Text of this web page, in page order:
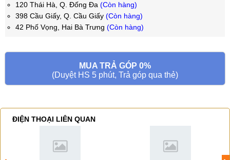
120 Thái Hà, Q. Đống Đa (Còn hàng)
398 Cầu Giấy, Q. Cầu Giấy (Còn hàng)
42 Phố Vọng, Hai Bà Trưng (Còn hàng)
MUA TRẢ GÓP 0%
(Duyệt HS 5 phút, Trả góp qua thẻ)
ĐIỆN THOẠI LIÊN QUAN